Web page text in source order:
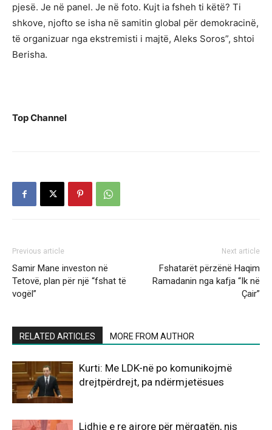
pjesë. Je në panel. Je në foto. Kujt ia fsheh ti këtë? Ti
shkove, njofto se isha në samitin global për demokracinë,
të organizuar nga ekstremisti i majtë, Aleks Soros”, shtoi
Berisha.
Top Channel
Previous article
Samir Mane investon në
Tetovë, plan për një “fshat të
vogël”
Next article
Fshatarët përzënë Haqim
Ramadanin nga kafja “Ik në
Çair”
RELATED ARTICLES MORE FROM AUTHOR
Kurti: Me LDK-në po komunikojmë
drejtpërdrejt, pa ndërmjetësues
Lidhje e re ajrore për mërgatën, nis